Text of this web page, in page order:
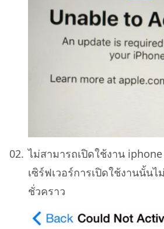
ไม่สามารถเปิดใช้งาน iphone
เซิร์ฟเวอร์การเปิดใช้งานนั้น
ชั่วคราว